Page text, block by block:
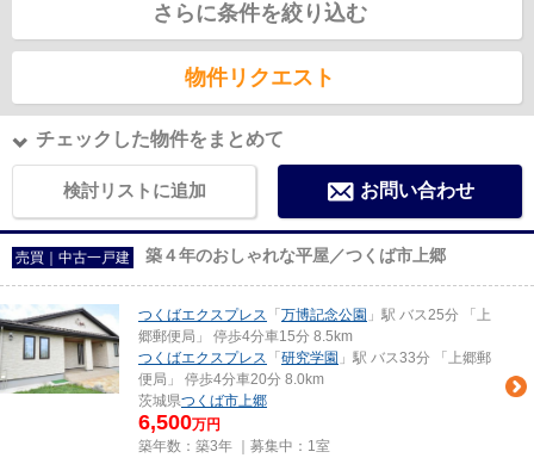
さらに条件を絞り込む
物件リクエスト
チェックした物件をまとめて
検討リストに追加 お問い合わせ
売買｜中古一戸建 築４年のおしゃれな平屋／つくば市上郷
つくばエクスプレス 「 万博記念公園 」駅 バス25分 「上
郷郵便局」 停歩4分車15分 8.5km
つくばエクスプレス 「 研究学園 」駅 バス33分 「上郷郵
便局」 停歩4分車20分 8.0km
茨城県つくば市上郷
6,500万円
築年数：築3年 ｜募集中： 1室